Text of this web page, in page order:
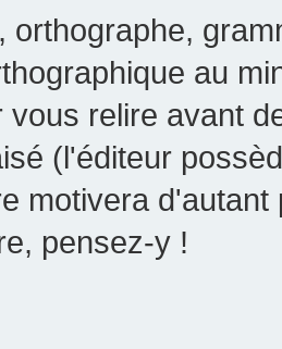
orthographe,
au
vous relire avant
(l'éditeur
motivera
pensez-y !